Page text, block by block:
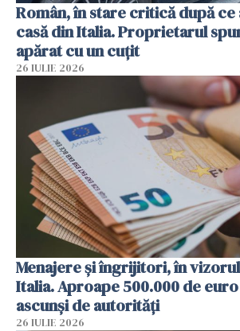
Român, în stare critică după
casă din Italia. Proprietarul
apărat cu un cuțit
26 IULIE 2026
Menajere și îngrijitori, în
Italia. Aproape 500.000 de
ascunși de autorități
26 IULIE 2026